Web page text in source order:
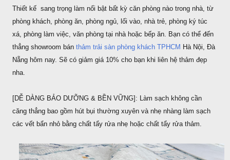
Thiết kế sang trọng làm nổi bật bất kỳ căn phòng nào trong nhà, từ
phòng khách, phòng ăn, phòng ngủ, lối vào, nhà trẻ, phòng ký túc
xá, phòng làm việc, văn phòng tại nhà hoặc bếp ăn. Bạn có thể đến
thẳng showroom bán thảm trải sàn phòng khách TPHCM Hà Nội, Đà
Nẵng hôm nay. Sẽ có giảm giá 10% cho bạn khi liên hệ thảm đẹp
nha.
[DỄ DÀNG BẢO DƯỠNG & BỀN VỮNG]: Làm sạch không cần
căng thẳng bao gồm hút bụi thường xuyên và nhẹ nhàng làm sạch
các vết bẩn nhỏ bằng chất tẩy rửa nhẹ hoặc chất tẩy rửa thảm.